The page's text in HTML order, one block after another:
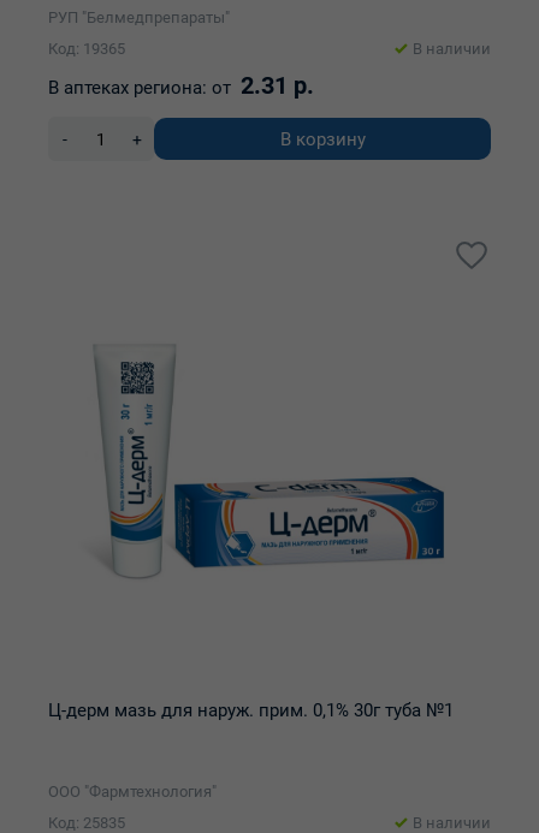
РУП "Белмедпрепараты"
Код: 19365
В наличии
В аптеках региона: от 2.31 р.
- + В корзину
Ц-дерм мазь для наруж. прим. 0,1% 30г туба №1
ООО "Фармтехнология"
Код: 25835
В наличии